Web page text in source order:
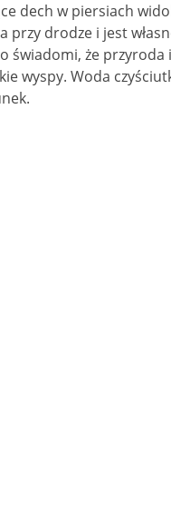
dech w piersiach
przy drodze i jest
świadomi, że
wyspy. Woda